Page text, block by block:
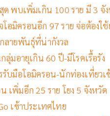
ด พบเพิ่มเกิน 100 ราย มี 3 จั
มิครอนอีก 97 ราย จ่อต้องใช้
ลายพันธุ์ที่น่ากังวล
มอายุเกิน 60 ปี-มีโรคเรื้อรัง
บมือโอมิครอน-นักท่องเที่ยวเ
พิ่มอีก 25 ราย โยง 5 จังหวัด
เข้าประเทศไทย